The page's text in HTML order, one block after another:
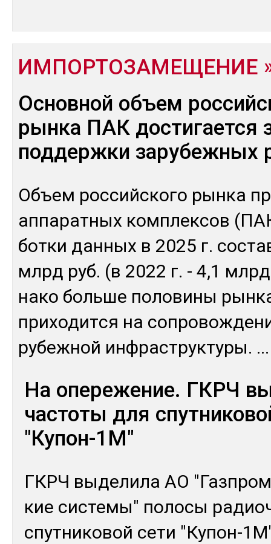
ИМПОРТОЗАМЕЩЕНИЕ
Основной объем
рынка ПАК достигается
поддержки зарубежных
Объ­ем рос­сий­ско­го рын­ка
ап­па­рат­ных ком­плек­сов
бот­ки дан­ных в 2025 г.
млрд руб. (в 2022 г. - 4,1
на­ко боль­ше по­лови­ны
при­ходит­ся на
рубеж­ной ин­фраструк­ту­ры. ...
На опережение. ГКРЧ
частоты для
"Купон-1М"
ГКРЧ вы­дели­ла АО
кие сис­те­мы" по­лосы
спут­ни­ковой се­ти "Ку­пон-